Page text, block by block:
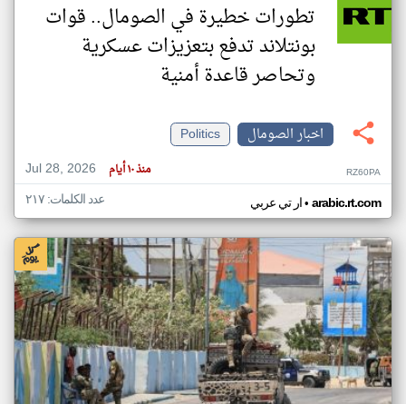
تطورات خطيرة في الصومال.. قوات
بونتلاند تدفع بتعزيزات عسكرية
وتحاصر قاعدة أمنية
اخبار الصومال
Politics
Jul 28, 2026
منذ ١٠ أيام RZ60PA
ار تي عربي• arabic.rt.com عدد الكلمات: ٢١٧